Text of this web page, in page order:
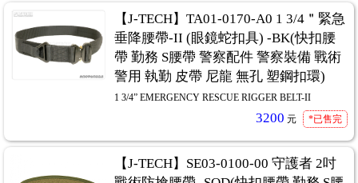
【J-TECH】TA01-0170-A0 1 3/4＂緊急
垂降腰帶-II (眼鏡蛇扣具) -BK(快扣腰
帶 勤務 S腰帶 警察配件 警察裝備 戰術
警用 執勤 皮帶 尼龍 無孔 塑鋼扣環)
1 3/4” EMERGENCY RESCUE RIGGER BELT-II
3200 元 *已售完
【J-TECH】SE03-0100-00 守護者 2吋